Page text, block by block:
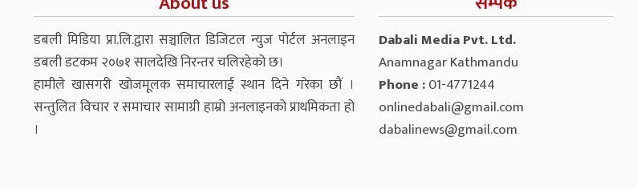
डबली मिडिया प्रा.लि.द्वारा सञ्चालित डिजिटल न्युज पोर्टल अनलाइन
डबली डटकम २०७१ सालदेखि निरन्तर चलिरहेको छ।
हामीले खासगरी खोजमूलक समाचारलाई स्थान दिने गरेका छौं ।
सन्तुलित विचार र समाचार सामाग्री हाम्रो अनलाइनको प्राथमिकता हो
।
Dabali Media Pvt. Ltd.
Anamnagar Kathmandu
Phone :01-4771244
onlinedabali@gmail.com
dabalinews@gmail.com